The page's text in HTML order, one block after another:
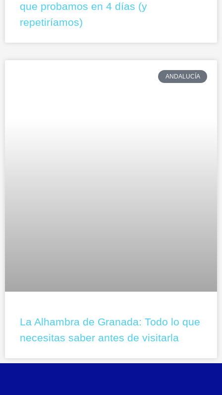
que probamos en 4 días (y
repetiríamos)
ANDALUCÍA
La Alhambra de Granada: Todo lo que
necesitas saber antes de visitarla